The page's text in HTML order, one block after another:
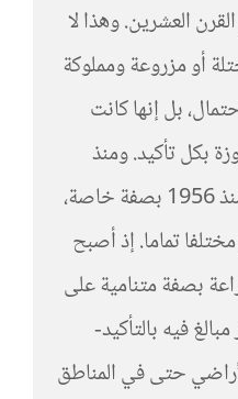
العشرين. وهذا لا
أو مزروعة ومملوكة
بل إنها كانت
بكل تأكيد. ومنذ
1912 –بداية الحماية- ومنذ 1956 بصفة خاصة،
تماما. إذ أصبح
بصفة متنامية على
فيه بالتأكيد-
حتى في المناطق